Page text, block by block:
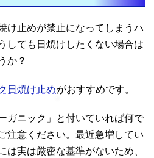
け止めが禁止になってしまうハ
しても日焼けしたくない場合は
か？
日焼け止めがおすすめです。
ガニック」と付いていれば何で
注意ください。最近急増してい
は実は厳密な基準がないため、